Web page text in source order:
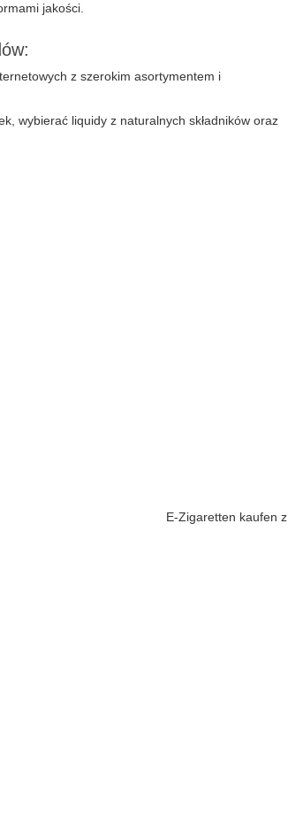
jakości.
z szerokim asortymentem i
wybierać liquidy z naturalnych składników oraz
E-Zigaretten kaufen z